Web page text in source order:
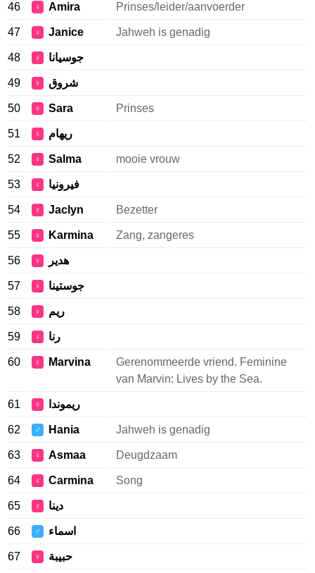
46 ♀ Amira Prinses/leider/aanvoerder
47 ♀ Janice Jahweh is genadig
48 ♀ جوسيانا
49 ♀ شروق
50 ♀ Sara Prinses
51 ♀ ريهام
52 ♀ Salma mooie vrouw
53 ♀ فيرونيا
54 ♀ Jaclyn Bezetter
55 ♀ Karmina Zang, zangeres
56 ♀ هدير
57 ♀ جوستينا
58 ♀ ريم
59 ♀ رنا
60 ♀ Marvina
Gerenommeerde vriend. Feminine
van Marvin: Lives by the Sea.
61 ♀ ريموندا
62 ♂ Hania Jahweh is genadig
63 ♀ Asmaa Deugdzaam
64 ♀ Carmina Song
65 ♀ دينا
66 ♂ اسماء
67 ♀ حبيبة